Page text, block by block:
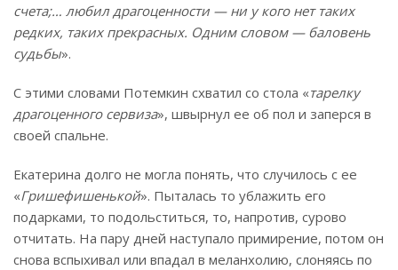
счета;… любил драгоценности — ни у кого нет таких
редких, таких прекрасных. Одним словом — баловень
судьбы».
С этими словами Потемкин схватил со стола «тарелку
драгоценного сервиза», швырнул ее об пол и заперся в
своей спальне.
Екатерина долго не могла понять, что случилось с ее
«Гришефишенькой». Пыталась то ублажить его
подарками, то подольститься, то, напротив, сурово
отчитать. На пару дней наступало примирение, потом он
снова вспыхивал или впадал в меланхолию, слоняясь по